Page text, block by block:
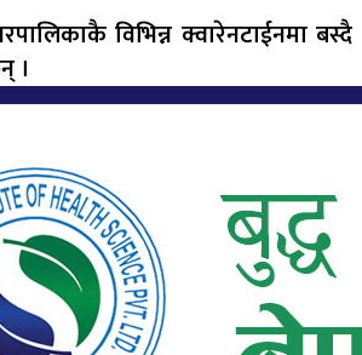
विभिन्न क्वारेनटाईनमा बस्दै
।